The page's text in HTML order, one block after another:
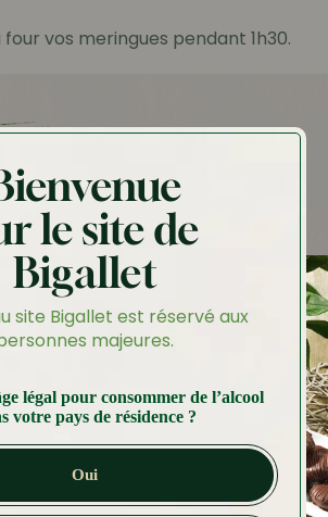
le site de
Bigallet
site Bigallet est réservé aux
majeures.
légal pour consommer de l’alcool
votre pays de résidence ?
Oui
four vos meringues pendant 1h30.
tester aussi